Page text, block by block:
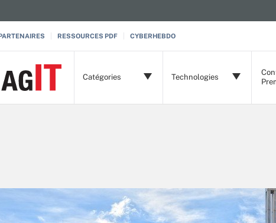
RESSOURCES PDF CYBERHEBDO
Catégories Technologies